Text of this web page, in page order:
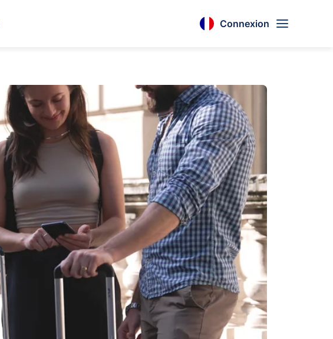
Connexion